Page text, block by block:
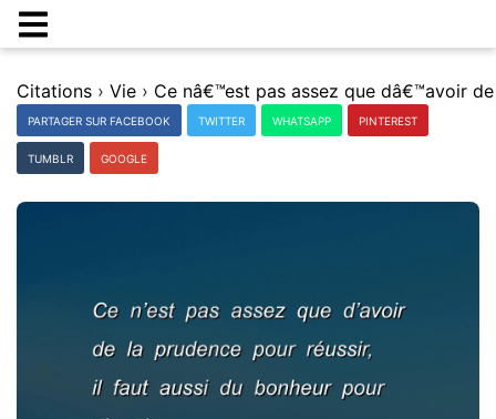
Citations › Vie ›
PARTAGER SUR FACEBOOK TWITTER WHATSAPP PINTEREST
TUMBLR GOOGLE